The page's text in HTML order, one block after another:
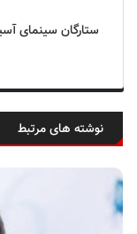
نوشته های مرتبط